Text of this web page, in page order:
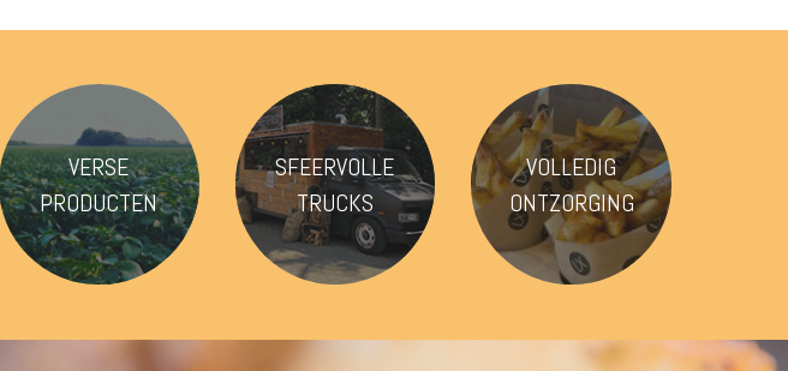
VERSE
PRODUCTEN
SFEERVOLLE
TRUCKS
VOLLEDIG
ONTZORGING